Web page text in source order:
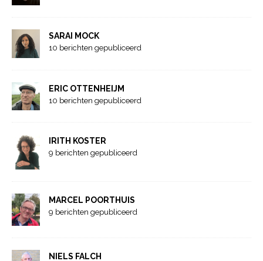
SARAI MOCK
10 berichten gepubliceerd
ERIC OTTENHEIJM
10 berichten gepubliceerd
IRITH KOSTER
9 berichten gepubliceerd
MARCEL POORTHUIS
9 berichten gepubliceerd
NIELS FALCH